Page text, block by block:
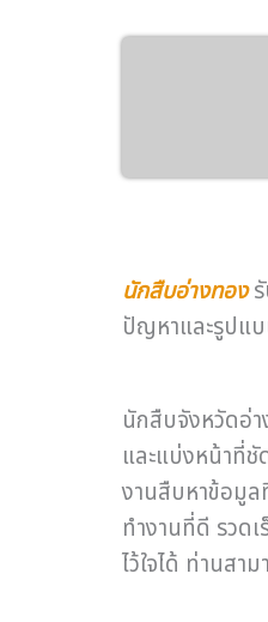
นักสืบอ่างทองรั
ปัญหาและรูปแ
นักสืบจังหวัดอ่
และแบ่งหน้าที่
งานสืบหาข้อมูล
ทำงานที่ดี รวด
ไว้ใจได้ ท่านสา